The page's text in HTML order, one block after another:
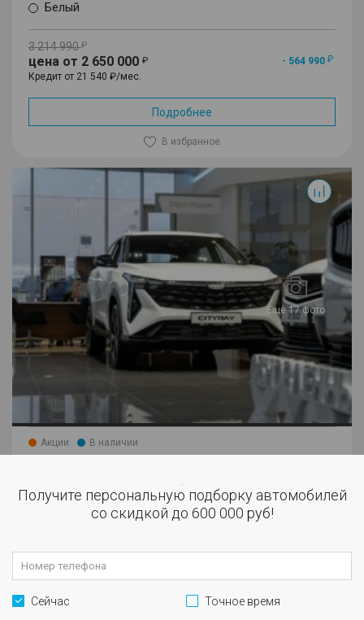
Белый
3 214 990
цена от 2 650 000
- 564 990
Кредит от 21 540 ₽/мес.
Подробнее
В избранное
Еще 17 фото
Акции В наличии
1.5 AMT (147 л.с.)
Передний
2025
Белый
3 214 990
Кнопка
закрытия
модального
Получите персональную подборку автомобилей
со скидкой до 600 000 руб!
Сейчас Точное время